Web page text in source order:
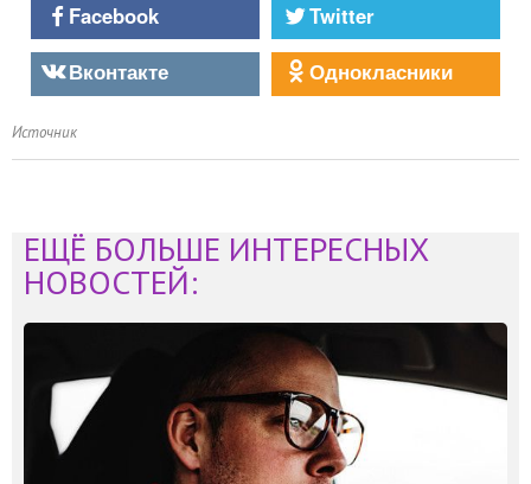
Facebook
Twitter
Вконтакте
Однокласники
Источник
ЕЩЁ БОЛЬШЕ ИНТЕРЕСНЫХ
НОВОСТЕЙ: